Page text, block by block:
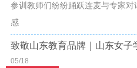
参训教师们纷纷踊跃连麦与专家
感
致敬山东教育品牌｜山东女子
05/18